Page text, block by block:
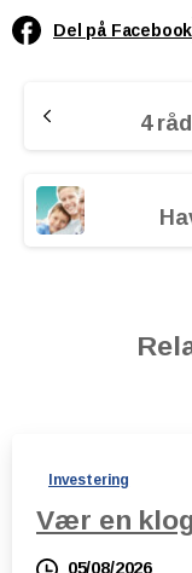
Del på Facebook
Reading
4
Investering
Vær en
05/08/2026